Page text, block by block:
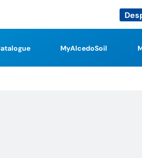
MyAlcedoSoil